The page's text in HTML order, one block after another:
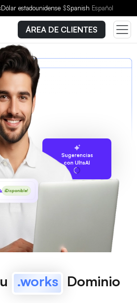
Dólar estadounidense $Spanish Español
ÁREA DE CLIENTES
Sugerencias
con UltaAI
¡Disponible!
.works Dominio